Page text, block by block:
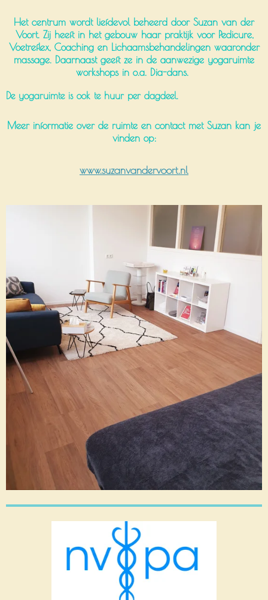
Het centrum wordt liefdevol beheerd door Suzan van der
Voort. Zij heeft in het gebouw haar praktijk voor Pedicure,
Voetreflex, Coaching en Lichaamsbehandelingen waaronder
massage. Daarnaast geeft ze in de aanwezige yogaruimte
workshops in o.a. Dia-dans.
De yogaruimte is ook te huur per dagdeel.
Meer informatie over de ruimte en contact met Suzan kan je
vinden op:
www.suzanvandervoort.nl